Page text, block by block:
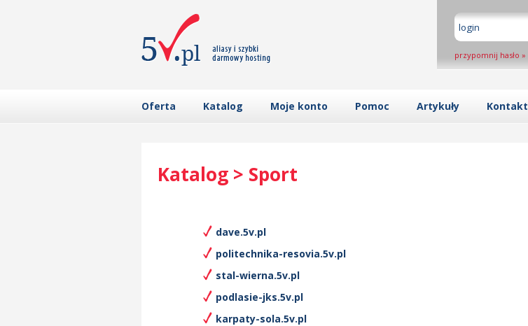
przypomnij hasło »
Oferta Katalog Moje konto Pomoc Artykuły Kontakt
Katalog > Sport
dave.5v.pl
politechnika-resovia.5v.pl
stal-wierna.5v.pl
podlasie-jks.5v.pl
karpaty-sola.5v.pl